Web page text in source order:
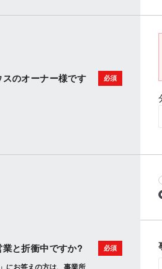
のオーナー様です
業と折衝中ですか?
」にお答えの方は、事業所